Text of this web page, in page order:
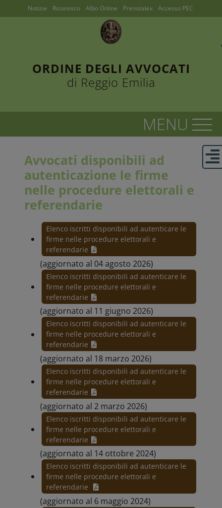
ORDINE DEGLI AVVOCATI
di Reggio Emilia
Notizie Riconosco Albo Online Prenotalex Accesso PEC
Avvocati disponibili ad
autenticazione le firme
nelle procedure elettorali e
referendarie
Elenco iscritti disponibili ad autenticare le
firme nelle procedure elettorali e
referendarie
(aggiornato al 04 agosto 2026)
Elenco iscritti disponibili ad autenticare le
firme nelle procedure elettorali e
referendarie
(aggiornato al 11 giugno 2026)
Elenco iscritti disponibili ad autenticare le
firme nelle procedure elettorali e
referendarie
(aggiornato al 18 marzo 2026)
Elenco iscritti disponibili ad autenticare le
firme nelle procedure elettorali e
referendarie
(aggiornato al 2 marzo 2026)
Elenco iscritti disponibili ad autenticare le
firme nelle procedure elettorali e
referendarie
(aggiornato al 14 ottobre 2024)
Elenco iscritti disponibili ad autenticare le
firme nelle procedure elettorali e
referendarie
(aggiornato al 6 maggio 2024)